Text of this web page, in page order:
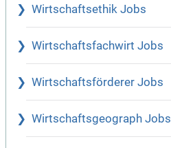
Wirtschaftsethik Jobs
Wirtschaftsfachwirt Jobs
Wirtschaftsförderer Jobs
Wirtschaftsgeograph Jobs